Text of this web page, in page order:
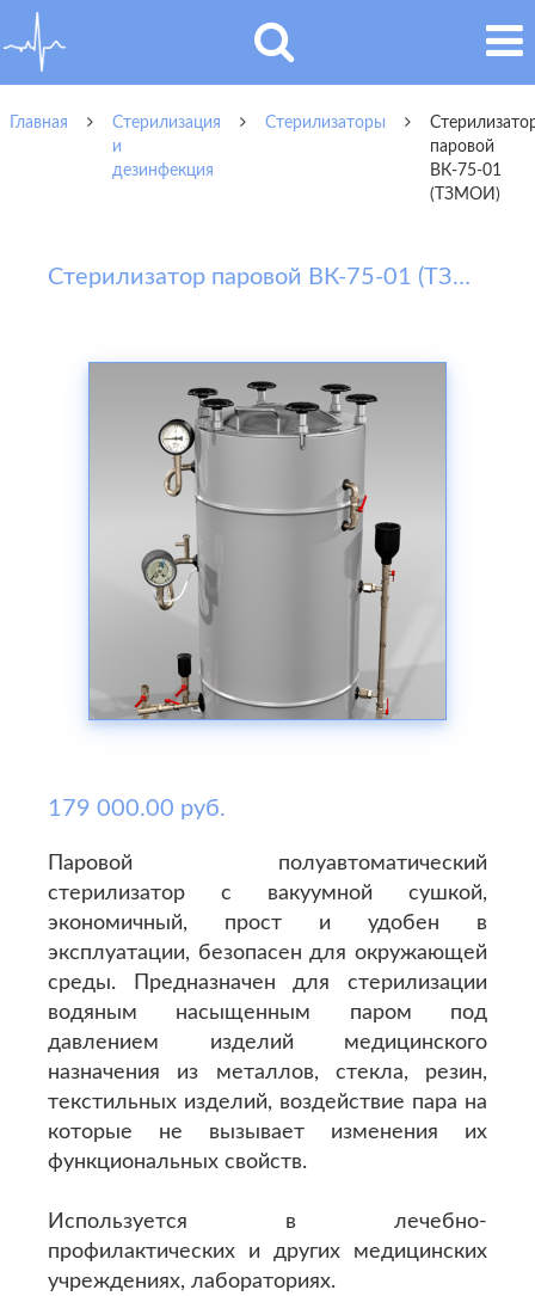
Главная
Стерилизация
и
дезинфекция
Стерилизаторы
паровой
ВК-75-01
(ТЗМОИ)
Стерилизатор паровой ВК-75-01 (ТЗМОИ)
179 000.00 руб.
Паровой полуавтоматический
стерилизатор с вакуумной сушкой,
экономичный, прост и удобен в
эксплуатации, безопасен для окружающей
среды. Предназначен для стерилизации
водяным насыщенным паром под
давлением изделий медицинского
назначения из металлов, стекла, резин,
текстильных изделий, воздействие пара на
которые не вызывает изменения их
функциональных свойств.
Используется в лечебно-
профилактических и других медицинских
учреждениях, лабораториях.